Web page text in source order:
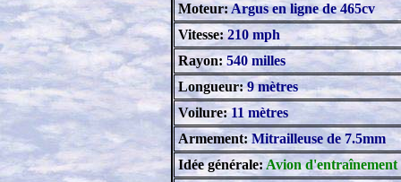
Moteur:Argus en ligne de 465cv
Vitesse:210 mph
Rayon:540 milles
Longueur:9 mètres
Voilure:11 mètres
Armement: Mitrailleuse de 7.5mm
Idée générale: Avion d'entraînement